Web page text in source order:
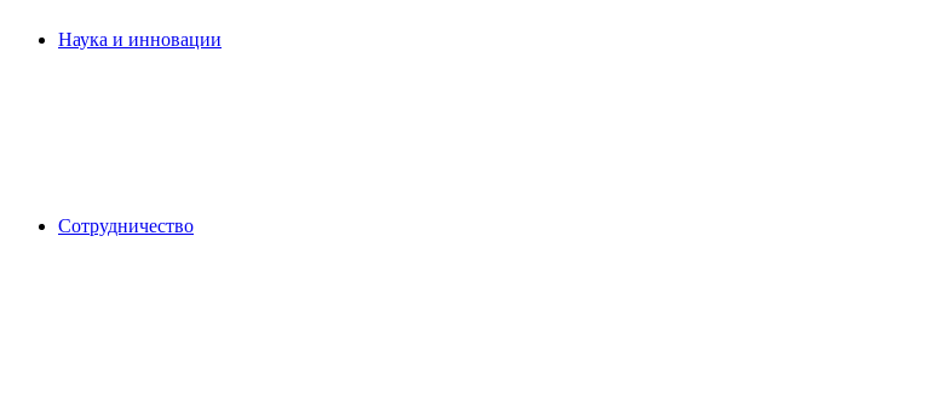
Наука и инновации
Сотрудничество